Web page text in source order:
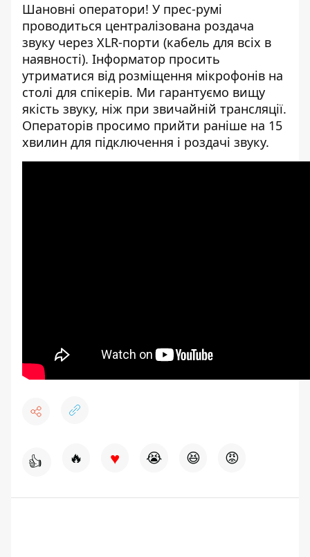
Шановні оператори! У прес-румі
проводиться централізована роздача
звуку через XLR-порти (кабель для всіх в
наявності). Інформатор просить
утриматися від розміщення мікрофонів на
столі для спікерів. Ми гарантуємо вищу
якість звуку, ніж при звичайній трансляції.
Операторів просимо прийти раніше на 15
хвилин для підключення і роздачі звуку.
👍 🔥 ♥ 😭 😆 😡